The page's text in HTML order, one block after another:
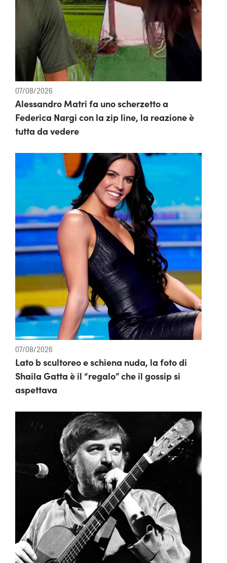
07/08/2026
Alessandro Matri fa uno scherzetto a
Federica Nargi con la zip line, la reazione è
tutta da vedere
07/08/2026
Lato b scultoreo e schiena nuda, la foto di
Shaila Gatta è il “regalo” che il gossip si
aspettava